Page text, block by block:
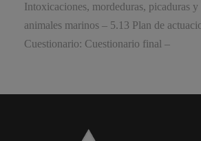
Intoxicaciones, mordeduras, picaduras y
animales marinos – 5.13 Plan de
Cuestionario: Cuestionario final –